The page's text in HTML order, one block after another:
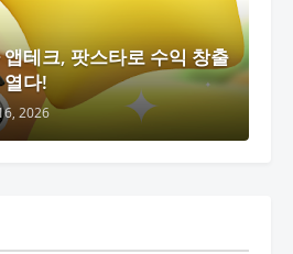
테크, 팟스타로 수익 창출
열다!
2026